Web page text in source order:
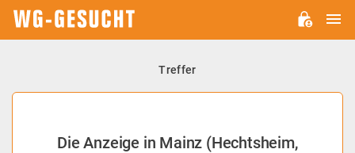
Treffer
Die Anzeige in Mainz (Hechtsheim,